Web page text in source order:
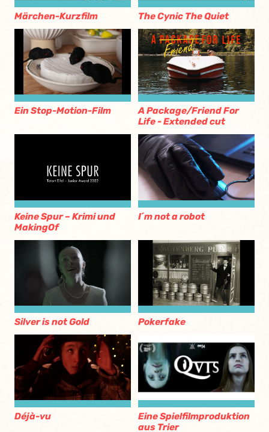
Märchen-Kurzfilm The Cynic The Quiet
Ein Stop-Motion-Film
A Package/Friend For
Life - Extended cut
Keine Spur – Krimi und
MakingOf
I´m not a robot
Silver is not Gold Pokerfake
Déjà-vu
Eine Spielfilmproduktion
aus Trier